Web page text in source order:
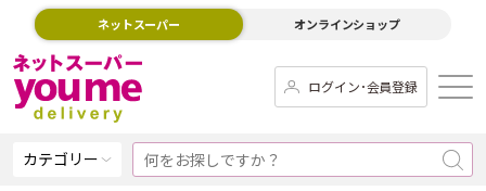
ネットスーパー オンラインショップ
ログイン･会員登録
カテゴリー